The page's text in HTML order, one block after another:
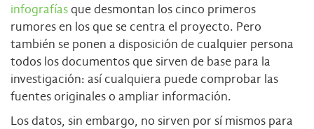
infografíasque desmontan los cinco primeros
rumores en los que se centra el proyecto. Pero
también se ponen a disposición de cualquier persona
todos los documentos que sirven de base para la
investigación: así cualquiera puede comprobar las
fuentes originales o ampliar información.
Los datos, sin embargo, no sirven por sí mismos para